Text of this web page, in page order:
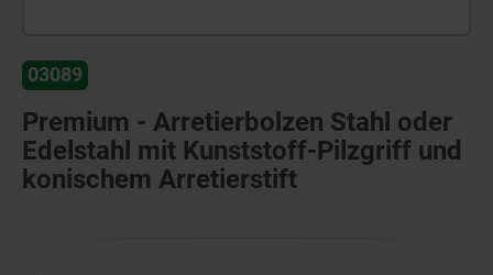
03089
Premium - Arretierbolzen Stahl oder
Edelstahl mit Kunststoff-Pilzgriff und
konischem Arretierstift